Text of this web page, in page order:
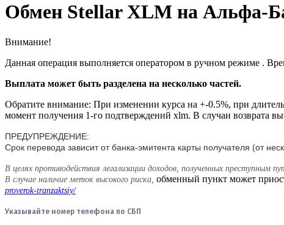
Обмен Stellar XLM на Альфа-
Внимание!
Данная операция выполняется оператором в ручном режиме .
Выплата может быть разделена на несколько частей.
Обратите внимание: При изменении курса на +-0.5%, при
момент получения 1-го подтверждений xlm. В случаи возврата
ПРЕДУПРЕЖДЕНИЕ:
Срок перевода зависит от банка-эмитента карты получателя (от
В целях противодействия легализации доходов, полученных
В случае наличие меток высокого риска обменный пункт может
proverok-tranzaktsiy/
Указывайте номер телефона по СБП